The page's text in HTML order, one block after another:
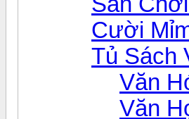
Cười
Tủ Sách
Văn
Văn